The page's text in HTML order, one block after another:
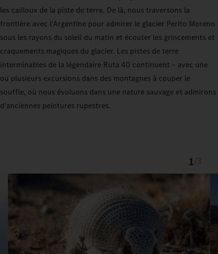
les cailloux de la piste de terre. De là, nous traversons la
frontière avec l’Argentine pour admirer le glacier Perito Moreno
sous les rayons du soleil du matin et écouter les grincements et
craquements magiques du glacier. Les pistes de terre
interminables de la légendaire Ruta 40 continuent – avec une
ou plusieurs excursions dans des montagnes à couper le
souffle, où nous évoluons dans une nature sauvage et admirons
d'anciennes peintures rupestres.
1